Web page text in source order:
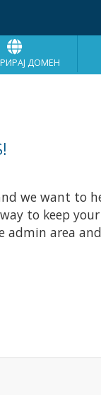
ДОМЕН
we want
to keep
area